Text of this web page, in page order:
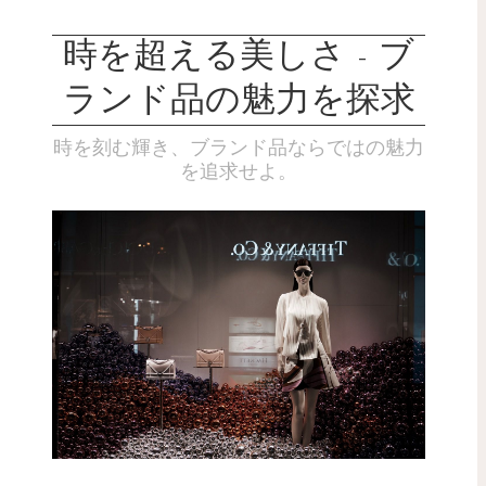
時を超える美しさ - ブ
ランド品の魅力を探求
時を刻む輝き、ブランド品ならではの魅力
を追求せよ。